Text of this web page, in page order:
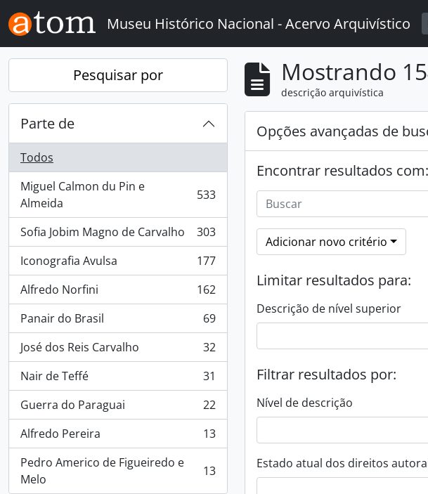
Skip to main content
Museu Histórico Nacional - Acervo Arquivístico
Pesquisar por
Parte de
Todos
Miguel Calmon du Pin e
Almeida
, 533 resultados 533
Sofia Jobim Magno de Carvalho
, 303 resultados
303
Iconografia Avulsa
, 177 resultados
177
Alfredo Norfini
, 162 resultados
162
Panair do Brasil
, 69 resultados
69
José dos Reis Carvalho
, 32 resultados
32
Nair de Teffé
, 31 resultados
31
Guerra do Paraguai
, 22 resultados
22
Alfredo Pereira
, 13 resultados
13
Pedro Americo de Figueiredo e
Melo
, 13 resultados 13
Mostrando
descrição arquivística
Opções avançadas de
Encontrar resultados com:
Adicionar novo critério
Limitar resultados para:
Descrição de nível superior
Filtrar resultados por:
Nível de descrição
Estado atual dos direitos